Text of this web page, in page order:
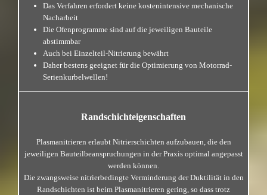
Das Verfahren erfordert keine kostenintensive mechanische
Nacharbeit
Die Ofenprogramme sind auf die jeweiligen Bauteile
abstimmbar
Auch bei Einzelteil-Nitrierung bewährt
Daher bestens geeignet für die Optimierung von Motorrad-
Serienkurbelwellen!
Randschichteigenschaften
Plasmanitrieren erlaubt Nitrierschichten aufzubauen, die den
jeweiligen Bauteilbeanspruchungen in der Praxis optimal angepasst
werden können.
Die zwangsweise nitrierbedingte Verminderung der Duktilität in den
Randschichten ist beim Plasmanitrieren gering, so dass trotz